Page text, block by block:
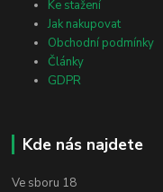
Ke stažení
Jak nakupovat
Obchodní podmínky
Články
GDPR
Kde nás najdete
Ve sboru 18